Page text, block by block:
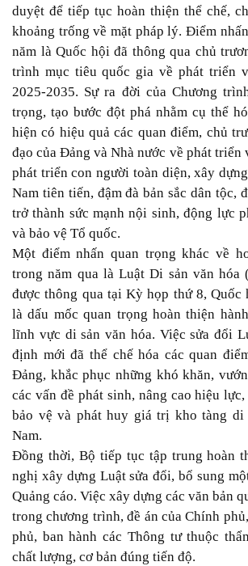
duyệt để tiếp tục hoàn thiện thể chế,
khoảng trống về mặt pháp lý. Điểm
năm là Quốc hội đã thông qua chủ
trình mục tiêu quốc gia về phát triển
2025-2035. Sự ra đời của Chương
trọng, tạo bước đột phá nhằm cụ thể
hiện có hiệu quả các quan điểm, chủ
đạo của Đảng và Nhà nước về phát triển
phát triển con người toàn diện, xây
Nam tiên tiến, đậm đà bản sắc dân tộc,
trở thành sức mạnh nội sinh, động lực
và bảo vệ Tổ quốc.
Một điểm nhấn quan trọng khác về
trong năm qua là Luật Di sản văn hóa
được thông qua tại Kỳ họp thứ 8,
là dấu mốc quan trọng hoàn thiện
lĩnh vực di sản văn hóa. Việc sửa đổi
định mới đã thể chế hóa các quan
Đảng, khắc phục những khó khăn,
các vấn đề phát sinh, nâng cao hiệu
bảo vệ và phát huy giá trị kho tàng di
Nam.
Đồng thời, Bộ tiếp tục tập trung hoàn
nghị xây dựng Luật sửa đổi, bổ sung
Quảng cáo. Việc xây dựng các văn bản
trong chương trình, đề án của Chính
phủ, ban hành các Thông tư thuộc
chất lượng, cơ bản đúng tiến độ.